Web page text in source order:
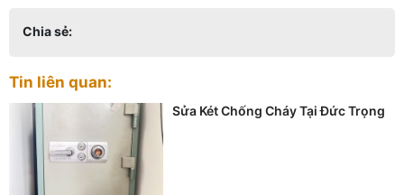
Chia sẻ:
Tin liên quan:
Sửa Két Chống Cháy Tại Đức Trọng